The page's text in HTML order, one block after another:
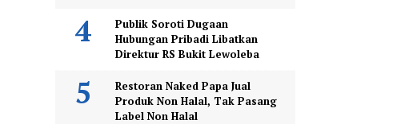
Publik Soroti Dugaan
Hubungan Pribadi Libatkan
Direktur RS Bukit Lewoleba
Restoran Naked Papa Jual
Produk Non Halal, Tak Pasang
Label Non Halal